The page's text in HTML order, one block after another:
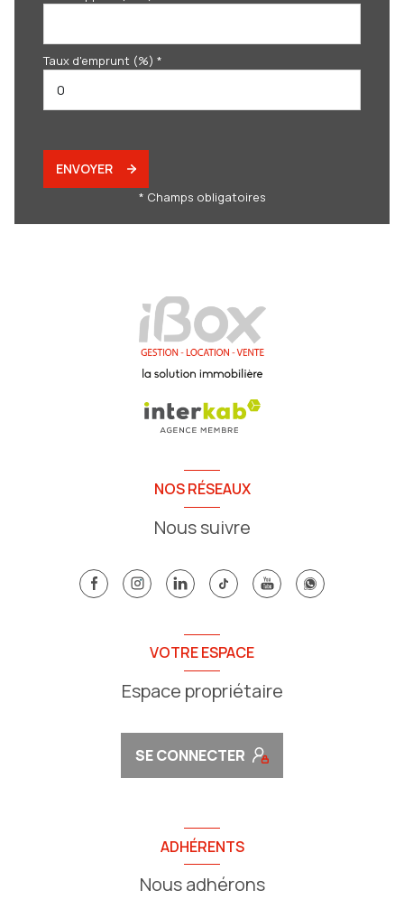
Taux d'emprunt (%) *
ENVOYER
* Champs obligatoires
NOS RÉSEAUX
Nous suivre
VOTRE ESPACE
Espace propriétaire
SE CONNECTER
ADHÉRENTS
Nous adhérons